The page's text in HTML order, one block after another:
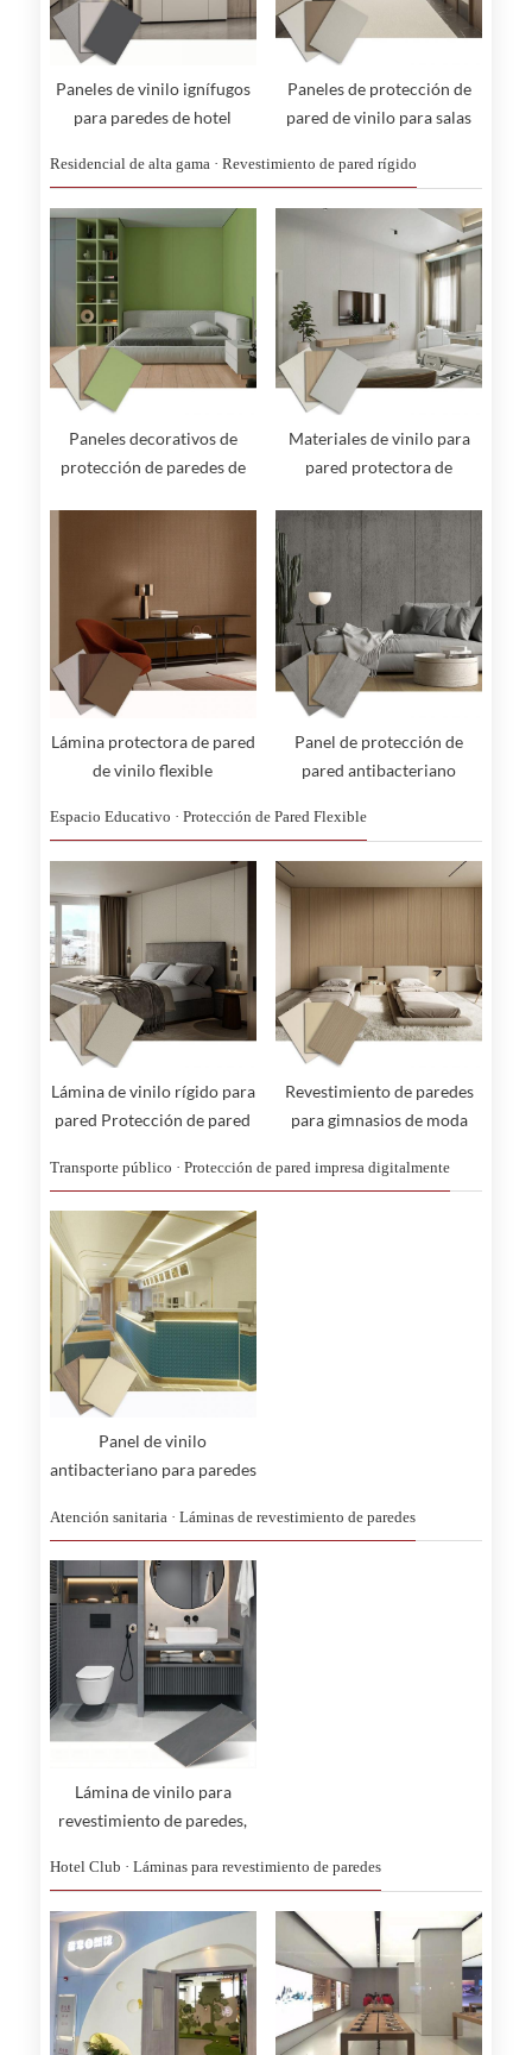
Paneles de vinilo ignífugos
para paredes de hotel
Paneles de protección de
pared de vinilo para salas
Residencial de alta gama · Revestimiento de pared rígido
Paneles decorativos de
protección de paredes de
Materiales de vinilo para
pared protectora de
Lámina protectora de pared
de vinilo flexible
Panel de protección de
pared antibacteriano
Espacio Educativo · Protección de Pared Flexible
Lámina de vinilo rígido para
pared Protección de pared
Revestimiento de paredes
para gimnasios de moda
antichoques
Transporte público · Protección de pared impresa digitalmente
Panel de vinilo
antibacteriano para paredes
Atención sanitaria · Láminas de revestimiento de paredes
Lámina de vinilo para
revestimiento de paredes,
rieles de parachoques.
Hotel Club · Láminas para revestimiento de paredes